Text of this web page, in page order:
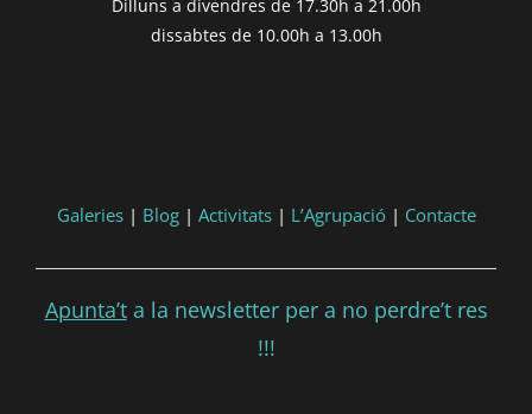
formatDate(post.end, 'YYYY-MM-DD',
'DD/MM/YYYY') }}
Dilluns a divendres de 17.30h a 21.00h
dissabtes de 10.00h a 13.00h
Galeries| Blog| Activitats| L’Agrupació| Contacte
Apunta’ta la newsletter per a no perdre’t res
!!!